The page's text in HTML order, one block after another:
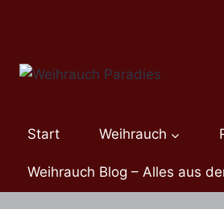
Start Weihrauch
Weihrauch Blog – Alles aus